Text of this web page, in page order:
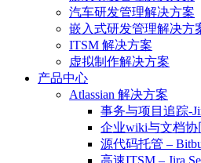
汽车研发管理解决方案
嵌入式研发管理解决方
ITSM 解决方案
虚拟制作解决方案
产品中心
Atlassian 解决方案
事务与项目追踪-
企业wiki与文档协
源代码托管 –
高速ITSM – Jira